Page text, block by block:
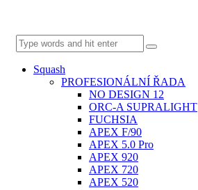
Squash
PROFESIONÁLNÍ ŘADA
NO DESIGN 12
ORC-A SUPRALIGHT
FUCHSIA
APEX F/90
APEX 5.0 Pro
APEX 920
APEX 720
APEX 520